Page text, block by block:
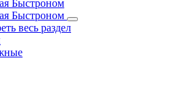
Быстроном
Быстроном
весь раздел